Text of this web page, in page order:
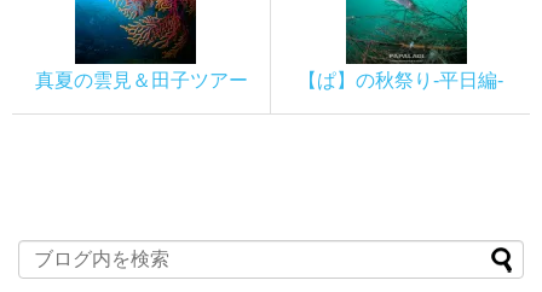
真夏の雲見＆田子ツアー 【ぱ】の秋祭り-平日編-